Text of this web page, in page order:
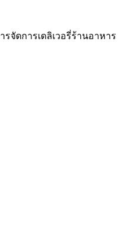
จัดการเดลิเวอรี่ร้านอาหาร